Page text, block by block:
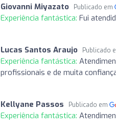
Giovanni Miyazato Publicado em
Experiência fantástica: Fui
Lucas Santos Araujo Publicado
Experiência fantástica:
profissionais e de muita
Kellyane Passos Publicado em
Experiência fantástica: